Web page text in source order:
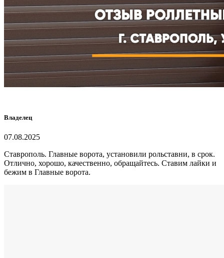
Владелец
07.08.2025
Ставрополь. Главные ворота, установили рольставни, в срок.
Отлично, хорошо, качественно, обращайтесь. Ставим лайки и
бежим в Главные ворота.